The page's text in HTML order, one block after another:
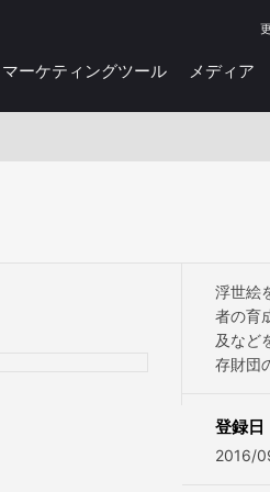
メディア
マーケティングツール
浮世絵
者の育
及など
存財団
登録日
2016/